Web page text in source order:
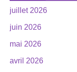
juillet 2026
juin 2026
mai 2026
avril 2026